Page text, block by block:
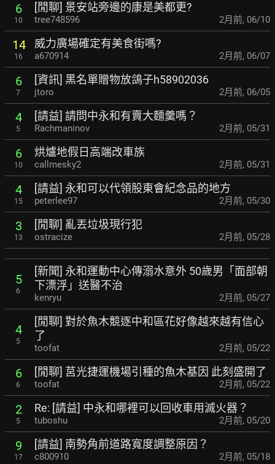
6
10
[閒聊] 景安站旁邊的康是美都更?
tree748596 2月前, 06/10
14
16
威力廣場確定有美食街嗎?
a670914 2月前, 06/07
6
7
[資訊] 黑名單贈物放鴿子h58902036
jtoro 2月前, 06/05
4
5
[請益] 請問中永和有賣大麵羹嗎？
Rachmaninov 2月前, 05/31
6
10
烘爐地假日高端改車族
callmesky2 2月前, 05/31
4
15
[請益] 永和可以代領股東會紀念品的地方
peterlee97 2月前, 05/30
3
13
[閒聊] 亂丟垃圾現行犯
ostracize 2月前, 05/28
5
6
[新聞] 永和運動中心傳溺水意外 50歲男「面部朝
下漂浮」送醫不治
kenryu 2月前, 05/27
4
5
[閒聊] 對於魚木競逐中和區花好像越來越有信心
了
toofat 2月前, 05/22
6
6
[閒聊] 莒光捷運機場引種的魚木基因 此刻盛開了
toofat 2月前, 05/22
2
5
Re: [請益] 中永和哪裡可以回收車用滅火器？
tuboshu 2月前, 05/20
9
17
[請益] 南勢角前道路寬度調整原因？
c800910 2月前, 05/18